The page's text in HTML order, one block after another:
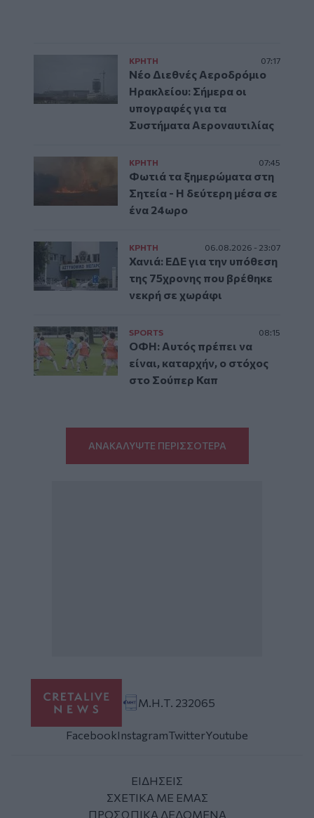
ΚΡΗΤΗ 07:17
Νέο Διεθνές Αεροδρόμιο
Ηρακλείου: Σήμερα οι
υπογραφές για τα
Συστήματα Αεροναυτιλίας
ΚΡΗΤΗ 07:45
Φωτιά τα ξημερώματα στη
Σητεία - Η δεύτερη μέσα σε
ένα 24ωρο
ΚΡΗΤΗ 06.08.2026 - 23:07
Χανιά: ΕΔΕ για την υπόθεση
της 75χρονης που βρέθηκε
νεκρή σε χωράφι
SPORTS 08:15
ΟΦΗ: Αυτός πρέπει να
είναι, καταρχήν, ο στόχος
στο Σούπερ Καπ
ΑΝΑΚΑΛΥΨΤΕ ΠΕΡΙΣΣΟΤΕΡΑ
Μ.Η.Τ. 232065
FacebookInstagramTwitterYoutube
ΕΙΔΗΣΕΙΣ
ΣΧΕΤΙΚΑ ΜΕ ΕΜΑΣ
ΠΡΟΣΩΠΙΚΑ ΔΕΔΟΜΕΝΑ